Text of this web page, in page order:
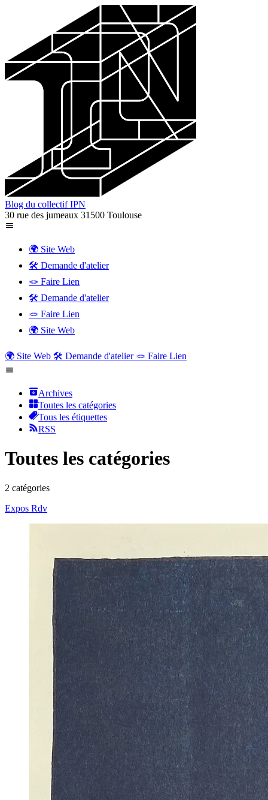
Blog du collectif IPN
30 rue des jumeaux 31500 Toulouse
🌍 Site Web
🛠️ Demande d'atelier
🪢 Faire Lien
🛠️ Demande d'atelier
🪢 Faire Lien
🌍 Site Web
🌍 Site Web 🛠️ Demande d'atelier 🪢 Faire Lien
Archives
Toutes les catégories
Tous les étiquettes
RSS
Toutes les catégories
2 catégories
Expos Rdv